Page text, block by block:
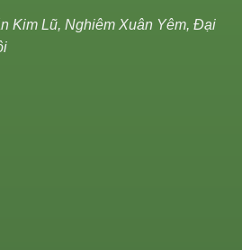
Kim Lũ, Nghiêm Xuân Yêm, Đại